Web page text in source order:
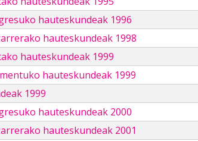
hauteskundeak 1996
hauteskundeak 1998
hauteskundeak 1999
hauteskundeak 1999
1999
hauteskundeak 2000
hauteskundeak 2001